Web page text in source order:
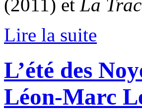
(2011) et La
Lire la suite
L’été des
Léon-Marc